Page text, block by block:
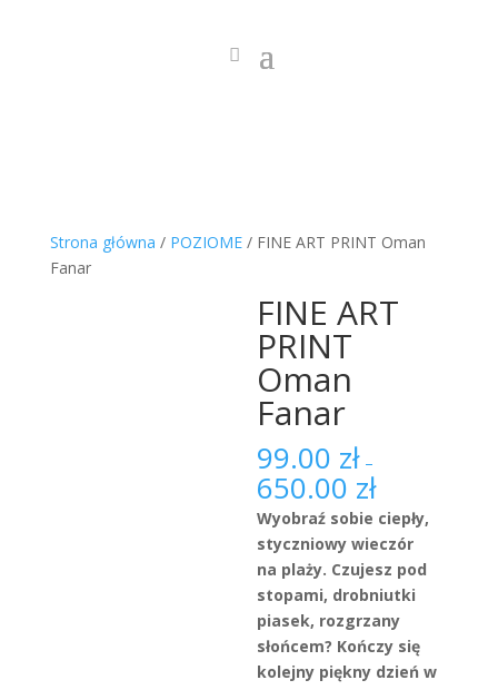
Strona główna / POZIOME/ FINE ART PRINT Oman
Fanar
FINE ART
PRINT
Oman
Fanar
99.00 zł –
650.00 zł
Wyobraź sobie ciepły,
styczniowy wieczór
na plaży. Czujesz pod
stopami, drobniutki
piasek, rozgrzany
słońcem? Kończy się
kolejny piękny dzień w